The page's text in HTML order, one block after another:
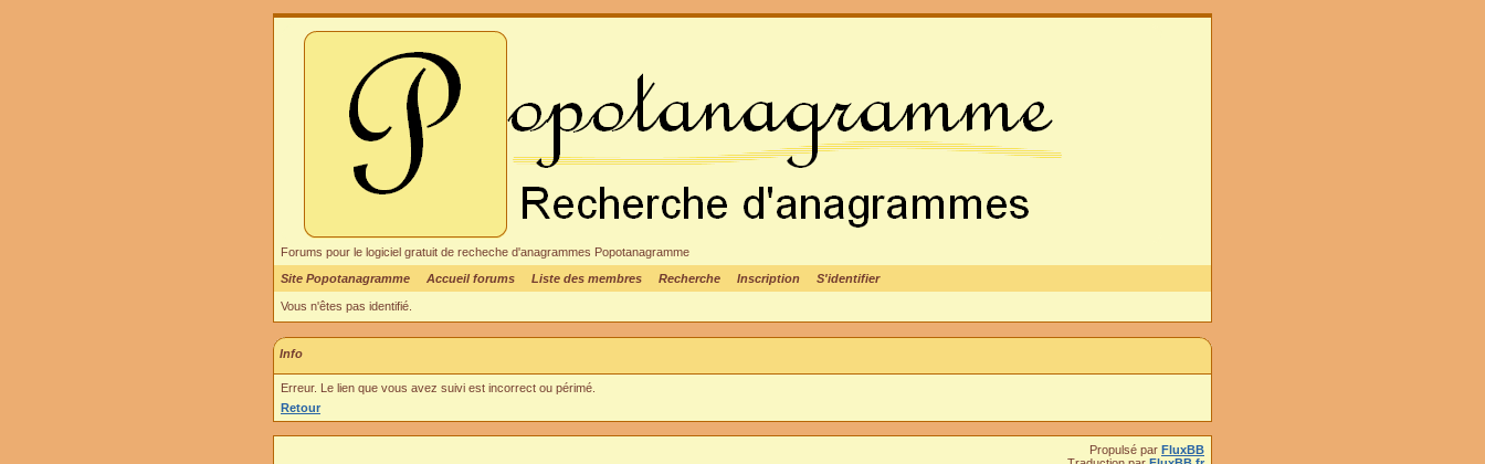
Forums pour le logiciel gratuit de recheche d'anagrammes Popotanagramme
Site Popotanagramme
Accueil forums Liste des membres Recherche Inscription S'identifier
Vous n'êtes pas identifié.
Info
Erreur. Le lien que vous avez suivi est incorrect ou périmé.
Retour
Propulsé par FluxBB